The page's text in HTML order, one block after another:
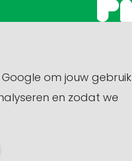
om jouw gebruik
en zodat we